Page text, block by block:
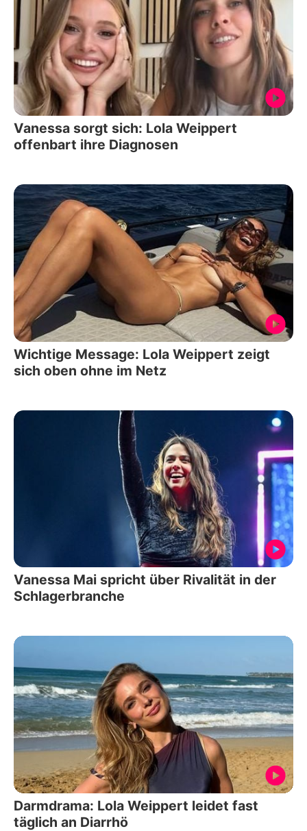
Vanessa sorgt sich: Lola Weippert
offenbart ihre Diagnosen
Wichtige Message: Lola Weippert zeigt
sich oben ohne im Netz
Vanessa Mai spricht über Rivalität in der
Schlagerbranche
Darmdrama: Lola Weippert leidet fast
täglich an Diarrhö